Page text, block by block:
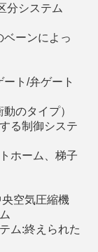
分システム
ベーンによっ
ト/弁ゲート
のタイプ）
る制御システ
ホーム、梯子
空気圧縮機
ム:終えられた